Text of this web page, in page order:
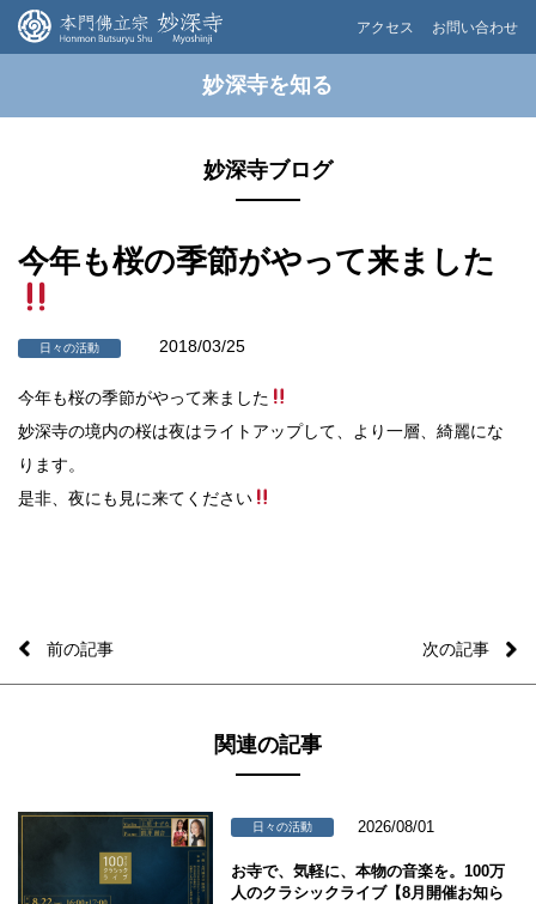
アクセス お問い合わせ
妙深寺を知る
妙深寺ブログ
今年も桜の季節がやって来ました
日々の活動 2018/03/25
今年も桜の季節がやって来ました
妙深寺の境内の桜は夜はライトアップして、より一層、綺麗にな
ります。
是非、夜にも見に来てください
前の記事 次の記事
関連の記事
日々の活動 2026/08/01
お寺で、気軽に、本物の音楽を。100万
人のクラシックライブ【8月開催お知ら